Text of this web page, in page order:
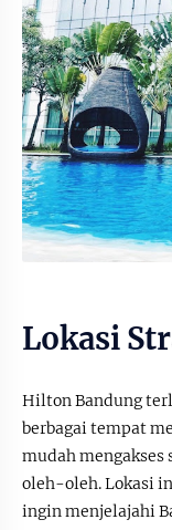
Lokasi
Hilton Bandung
berbagai tempat
mudah
oleh-oleh. Lokasi
ingin menjelajahi